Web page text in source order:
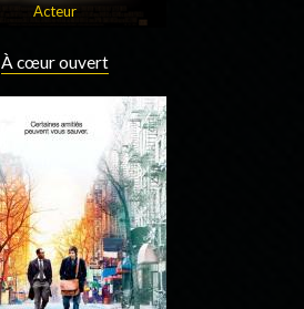
Acteur
À cœur ouvert